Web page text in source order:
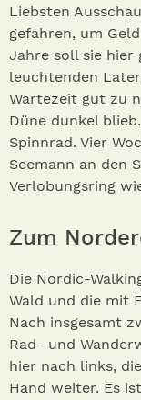
Liebsten
gefahren, um
Jahre soll sie hier
leuchtenden
Wartezeit gut zu
Düne dunkel
Spinnrad. Vier
Seemann an den
Verlobungsring
Zum
Die Nordic-
Wald und die mit
Nach insgesamt
Rad- und
hier nach links,
Hand weiter. Es